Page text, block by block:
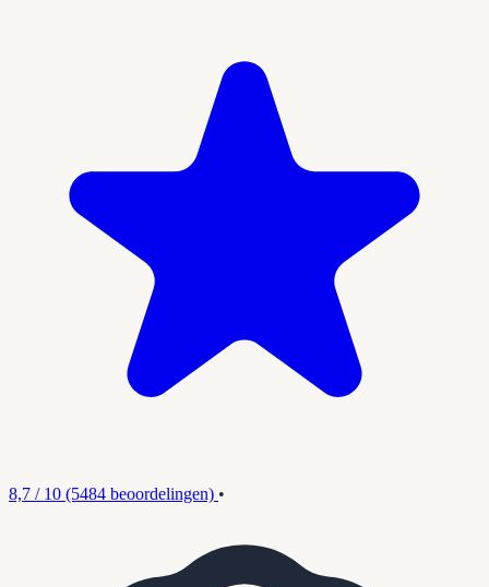
8,7 / 10 (5484 beoordelingen) •